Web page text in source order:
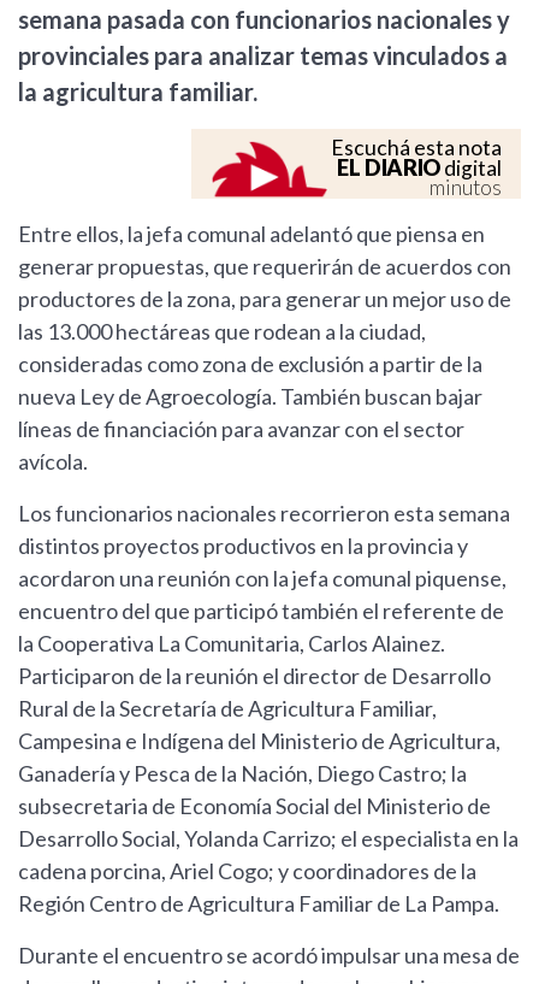
semana pasada con funcionarios nacionales y
provinciales para analizar temas vinculados a
la agricultura familiar.
Escuchá esta nota
EL DIARIOdigital
minutos
Entre ellos, la jefa comunal adelantó que piensa en
generar propuestas, que requerirán de acuerdos con
productores de la zona, para generar un mejor uso de
las 13.000 hectáreas que rodean a la ciudad,
consideradas como zona de exclusión a partir de la
nueva Ley de Agroecología. También buscan bajar
líneas de financiación para avanzar con el sector
avícola.
Los funcionarios nacionales recorrieron esta semana
distintos proyectos productivos en la provincia y
acordaron una reunión con la jefa comunal piquense,
encuentro del que participó también el referente de
la Cooperativa La Comunitaria, Carlos Alainez.
Participaron de la reunión el director de Desarrollo
Rural de la Secretaría de Agricultura Familiar,
Campesina e Indígena del Ministerio de Agricultura,
Ganadería y Pesca de la Nación, Diego Castro; la
subsecretaria de Economía Social del Ministerio de
Desarrollo Social, Yolanda Carrizo; el especialista en la
cadena porcina, Ariel Cogo; y coordinadores de la
Región Centro de Agricultura Familiar de La Pampa.
Durante el encuentro se acordó impulsar una mesa de